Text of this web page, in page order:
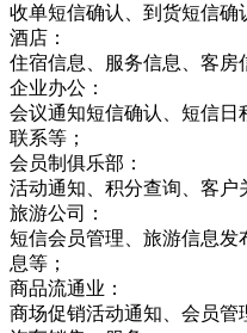
收单短信确认、到货短信确
酒店：
住宿信息、服务信息、客房
企业办公：
会议通知短信确认、短信
联系等；
会员制俱乐部：
活动通知、积分查询、客户
旅游公司：
短信会员管理、旅游信息发
息等；
商品流通业：
商场促销活动通知、会员管